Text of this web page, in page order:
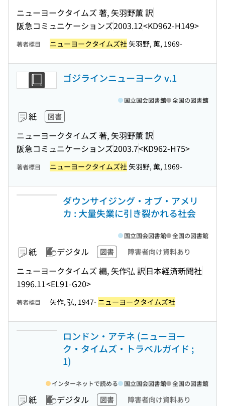
ニューヨークタイムズ 著, 矢羽野薫 訳
阪急コミュニケーションズ2003.12<KD962-H149>
著者標目 ニューヨークタイムズ社矢羽野, 薫, 1969-
ゴジラインニューヨーク v.1
紙 図書
ニューヨークタイムズ 著, 矢羽野薫 訳
阪急コミュニケーションズ2003.7<KD962-H75>
国立国会図書館 全国の図書館
著者標目 ニューヨークタイムズ社矢羽野, 薫, 1969-
ダウンサイジング・オブ・アメリ
カ : 大量失業に引き裂かれる社会
紙 デジタル 図書 障害者向け資料あり
ニューヨークタイムズ 編, 矢作弘 訳日本経済新聞社
1996.11<EL91-G20>
国立国会図書館 全国の図書館
著者標目 矢作, 弘, 1947- ニューヨークタイムズ社
ロンドン・アテネ (ニューヨー
ク・タイムズ・トラベルガイド ;
1)
紙 デジタル 図書 障害者向け資料あり
インターネットで読める 国立国会図書館 全国の図書館